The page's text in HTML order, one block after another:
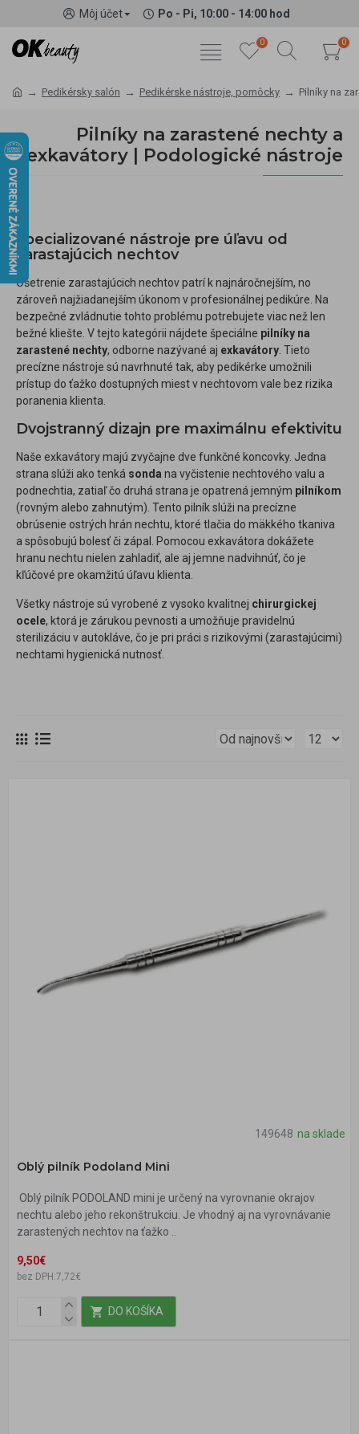
Môj účet Po - Pi, 10:00 - 14:00 hod
0 0
Pedikérsky salón Pedikérske nástroje, pomôcky Pilníky na
Pilníky na zarastené nechty a
exkavátory | Podologické nástroje
Špecializované nástroje pre úľavu od
zarastajúcich nechtov
Ošetrenie zarastajúcich nechtov patrí k najnáročnejším, no
zároveň najžiadanejším úkonom v profesionálnej pedikúre. Na
bezpečné zvládnutie tohto problému potrebujete viac než len
bežné kliešte. V tejto kategórii nájdete špeciálne pilníky na
zarastené nechty, odborne nazývané aj exkavátory . Tieto
precízne nástroje sú navrhnuté tak, aby pedikérke umožnili
prístup do ťažko dostupných miest v nechtovom vale bez rizika
poranenia klienta.
Dvojstranný dizajn pre maximálnu efektivitu
Naše exkavátory majú zvyčajne dve funkčné koncovky. Jedna
strana slúži ako tenká sonda na vyčistenie nechtového valu a
podnechtia, zatiaľ čo druhá strana je opatrená jemným pilníkom
(rovným alebo zahnutým). Tento pilník slúži na precízne
obrúsenie ostrých hrán nechtu, ktoré tlačia do mäkkého tkaniva
a spôsobujú bolesť či zápal. Pomocou exkavátora dokážete
hranu nechtu nielen zahladiť, ale aj jemne nadvihnúť, čo je
kľúčové pre okamžitú úľavu klienta.
Všetky nástroje sú vyrobené z vysoko kvalitnej chirurgickej
ocele, ktorá je zárukou pevnosti a umožňuje pravidelnú
sterilizáciu v autokláve, čo je pri práci s rizikovými (zarastajúcimi)
nechtami hygienická nutnosť.
149648 na sklade
Oblý pilník Podoland Mini
Oblý pilník PODOLAND mini je určený na vyrovnanie okrajov
nechtu alebo jeho rekonštrukciu. Je vhodný aj na vyrovnávanie
zarastených nechtov na ťažko ..
9,50€
bez DPH:7,72€
DO KOŠÍKA